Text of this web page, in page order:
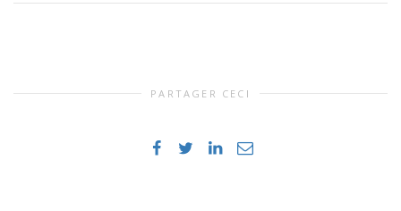
PARTAGER CECI